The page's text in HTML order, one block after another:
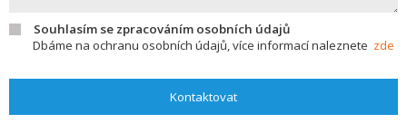
Souhlasím se zpracováním osobních údajů
Dbáme na ochranu osobních údajů, více informací naleznete zde
Kontaktovat